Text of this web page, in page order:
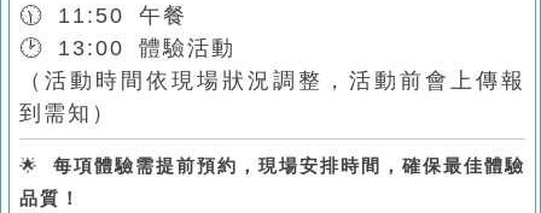
🕦 11:50 午餐
🕑 13:00 體驗活動
（活動時間依現場狀況調整，活動前會上傳報
到需知）
🌟 每項體驗需提前預約，現場安排時間，確保最佳體驗
品質！